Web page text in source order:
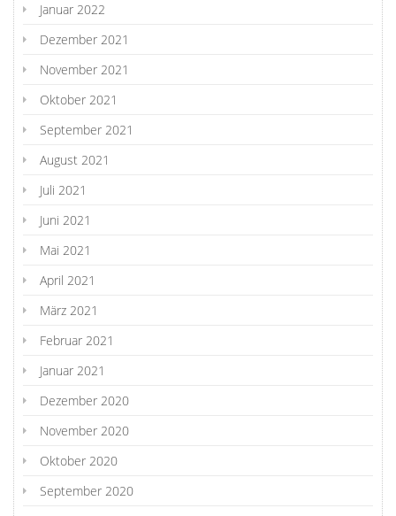
Januar 2022
Dezember 2021
November 2021
Oktober 2021
September 2021
August 2021
Juli 2021
Juni 2021
Mai 2021
April 2021
März 2021
Februar 2021
Januar 2021
Dezember 2020
November 2020
Oktober 2020
September 2020